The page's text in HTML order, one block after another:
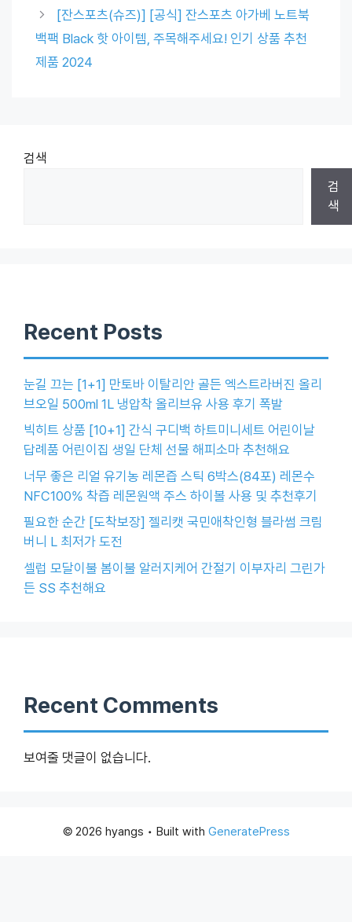
[잔스포츠(슈즈)] [공식] 잔스포츠 아가베 노트북
백팩 Black 핫 아이템, 주목해주세요! 인기 상품 추천
제품 2024
검색
검
색
Recent Posts
눈길 끄는 [1+1] 만토바 이탈리안 골든 엑스트라버진 올리
브오일 500ml 1L 냉압착 올리브유 사용 후기 폭발
빅히트 상품 [10+1] 간식 구디백 하트미니세트 어린이날
답례품 어린이집 생일 단체 선물 해피소마 추천해요
너무 좋은 리얼 유기농 레몬즙 스틱 6박스(84포) 레몬수
NFC100% 착즙 레몬원액 주스 하이볼 사용 및 추천후기
필요한 순간 [도착보장] 젤리캣 국민애착인형 블라썸 크림
버니 L 최저가 도전
셀럽 모달이불 봄이불 알러지케어 간절기 이부자리 그린가
든 SS 추천해요
Recent Comments
보여줄 댓글이 없습니다.
© 2026 hyangs • Built with GeneratePress